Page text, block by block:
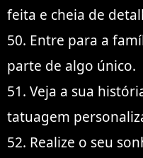
feita e cheia de
50. Entre para a
parte de algo único.
51. Veja a sua
tatuagem
52. Realize o seu